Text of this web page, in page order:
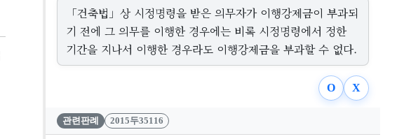
「건축법」상 시정명령을 받은 의무자가 이행강제금이 부과되
기 전에 그 의무를 이행한 경우에는 비록 시정명령에서 정한
기간을 지나서 이행한 경우라도 이행강제금을 부과할 수 없다.
O X
관련판례 2015두35116